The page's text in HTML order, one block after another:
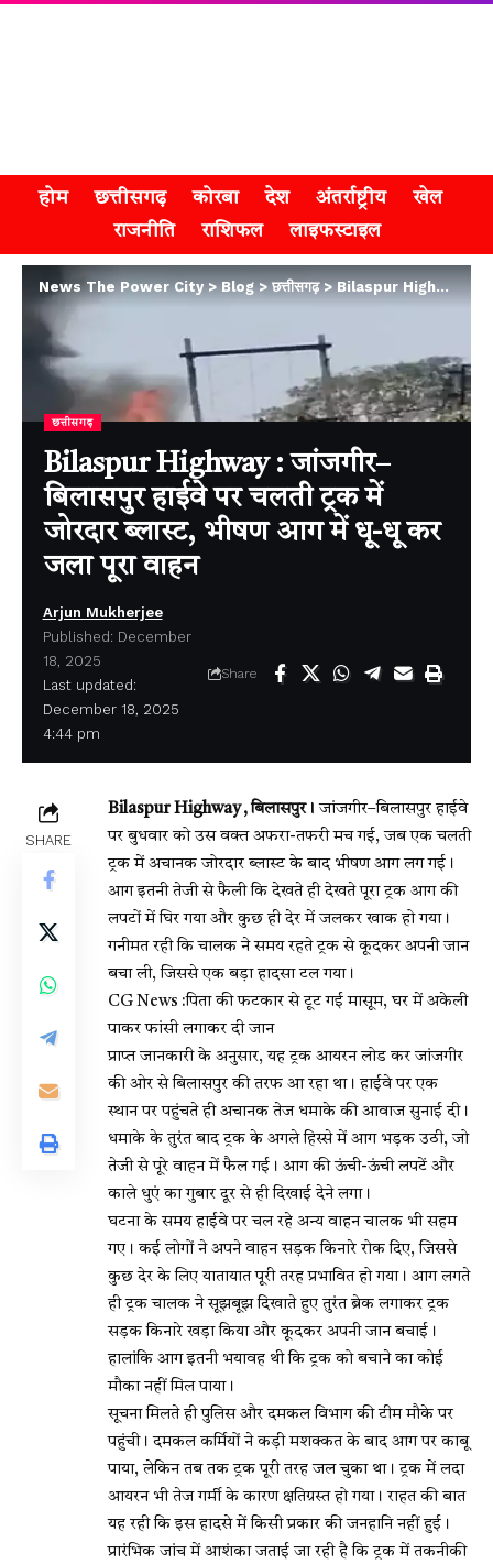
होम छत्तीसगढ़ कोरबा देश अंतर्राष्ट्रीय
खेल
राजनीति
राशिफल लाइफस्टाइल
News The Power City>Blog>छत्तीसगढ़>Bilaspur Highway : जांजगीर–बिलासपुर हाईवे पर चलती ट्रक में जोरदार ब्लास्ट, भीषण आग में धू-धू कर जला पूरा वाहन
छत्तीसगढ़
Bilaspur Highway : जांजगीर–
बिलासपुर हाईवे पर चलती ट्रक में
जोरदार ब्लास्ट, भीषण आग में धू-धू कर
जला पूरा वाहन
Last updated:
December 18, 2025
4:44 pm
Arjun Mukherjee
Published: December
18, 2025
Share
SHARE
Bilaspur Highway , बिलासपुर।जांजगीर–बिलासपुर हाईवे
पर बुधवार को उस वक्त अफरा-तफरी मच गई, जब एक चलती
ट्रक में अचानक जोरदार ब्लास्ट के बाद भीषण आग लग गई।
आग इतनी तेजी से फैली कि देखते ही देखते पूरा ट्रक आग की
लपटों में घिर गया और कुछ ही देर में जलकर खाक हो गया।
गनीमत रही कि चालक ने समय रहते ट्रक से कूदकर अपनी जान
बचा ली, जिससे एक बड़ा हादसा टल गया।
CG News :पिता की फटकार से टूट गई मासूम, घर में अकेली
पाकर फांसी लगाकर दी जान
प्राप्त जानकारी के अनुसार, यह ट्रक आयरन लोड कर जांजगीर
की ओर से बिलासपुर की तरफ आ रहा था। हाईवे पर एक
स्थान पर पहुंचते ही अचानक तेज धमाके की आवाज सुनाई दी।
धमाके के तुरंत बाद ट्रक के अगले हिस्से में आग भड़क उठी, जो
तेजी से पूरे वाहन में फैल गई। आग की ऊंची-ऊंची लपटें और
काले धुएं का गुबार दूर से ही दिखाई देने लगा।
घटना के समय हाईवे पर चल रहे अन्य वाहन चालक भी सहम
गए। कई लोगों ने अपने वाहन सड़क किनारे रोक दिए, जिससे
कुछ देर के लिए यातायात पूरी तरह प्रभावित हो गया। आग लगते
ही ट्रक चालक ने सूझबूझ दिखाते हुए तुरंत ब्रेक लगाकर ट्रक
सड़क किनारे खड़ा किया और कूदकर अपनी जान बचाई।
हालांकि आग इतनी भयावह थी कि ट्रक को बचाने का कोई
मौका नहीं मिल पाया।
सूचना मिलते ही पुलिस और दमकल विभाग की टीम मौके पर
पहुंची। दमकल कर्मियों ने कड़ी मशक्कत के बाद आग पर काबू
पाया, लेकिन तब तक ट्रक पूरी तरह जल चुका था। ट्रक में लदा
आयरन भी तेज गर्मी के कारण क्षतिग्रस्त हो गया। राहत की बात
यह रही कि इस हादसे में किसी प्रकार की जनहानि नहीं हुई।
प्रारंभिक जांच में आशंका जताई जा रही है कि ट्रक में तकनीकी